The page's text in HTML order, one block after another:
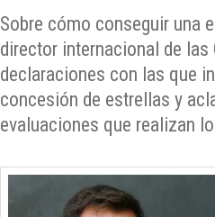
Sobre cómo conseguir una
director internacional de
declaraciones con las que
concesión de estrellas y
evaluaciones que realizan